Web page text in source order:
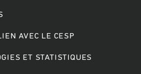
AVEC LE CESP
ET STATISTIQUES